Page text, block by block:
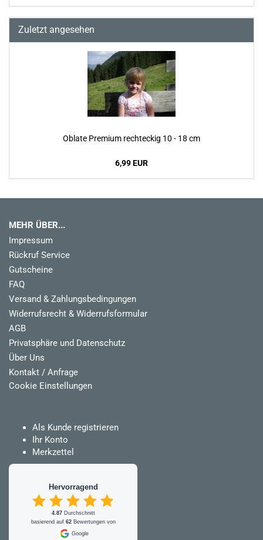
Zuletzt angesehen
Oblate Premium rechteckig 10 - 18 cm
6,99 EUR
MEHR ÜBER...
Impressum
Rückruf Service
Gutscheine
FAQ
Versand & Zahlungsbedingungen
Widerrufsrecht & Widerrufsformular
AGB
Privatsphäre und Datenschutz
Über Uns
Kontakt / Anfrage
Cookie Einstellungen
Als Kunde registrieren
Ihr Konto
Merkzettel
Hervorragend
4.87Durchschnitt
basierend auf 62Bewertungen von
Google